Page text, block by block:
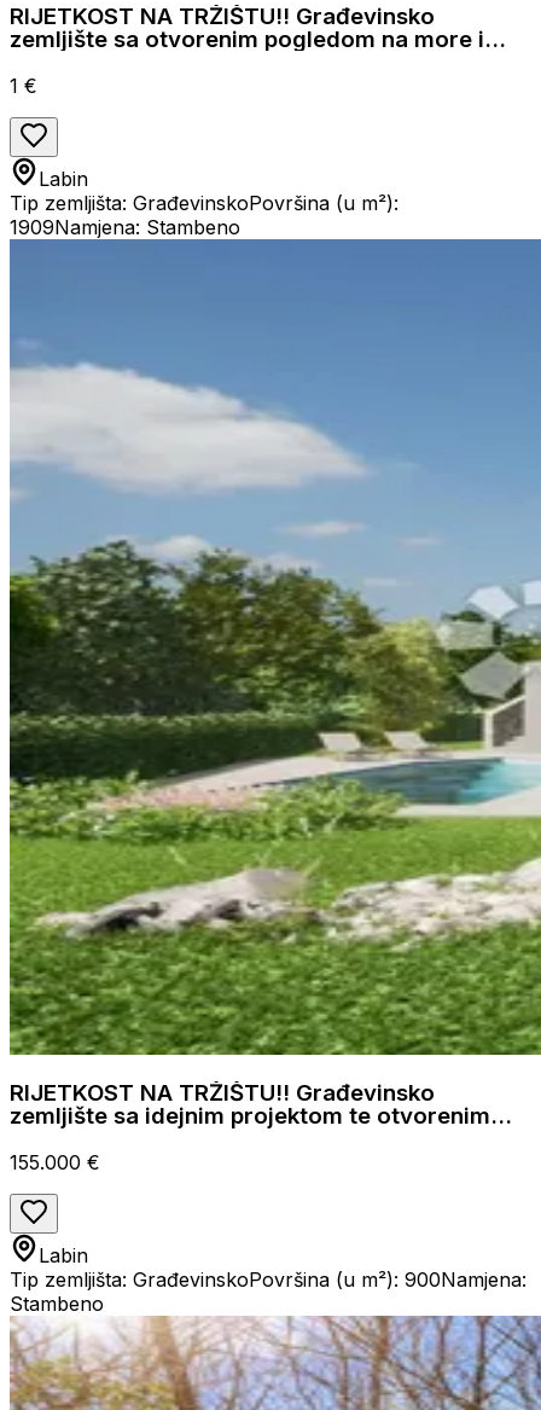
RIJETKOST NA TRŽIŠTU!! Građevinsko
zemljište sa otvorenim pogledom na more i
1 €
Labin
Tip zemljišta: GrađevinskoPovršina (u m²):
1909Namjena: Stambeno
RIJETKOST NA TRŽIŠTU!! Građevinsko
zemljište sa idejnim projektom te otvorenim
155.000 €
Labin
Tip zemljišta: GrađevinskoPovršina (u m²): 900Namjena:
Stambeno